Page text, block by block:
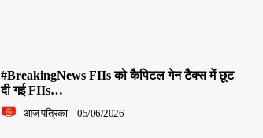
#BreakingNews FIIs को कैपिटल गेन टैक्स में छूट
दी गई FIIs…
आज पत्रिका - 05/06/2026